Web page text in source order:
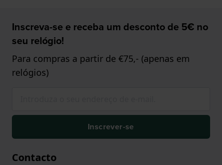
Inscreva-se e receba um desconto de 5€ no
seu relógio!
Para compras a partir de €75,- (apenas em
relógios)
Inscrever-se
Contacto